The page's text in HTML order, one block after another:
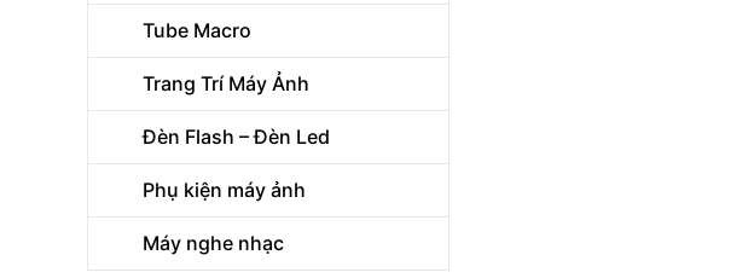
Tube Macro
Trang Trí Máy Ảnh
Đèn Flash – Đèn Led
Phụ kiện máy ảnh
Máy nghe nhạc